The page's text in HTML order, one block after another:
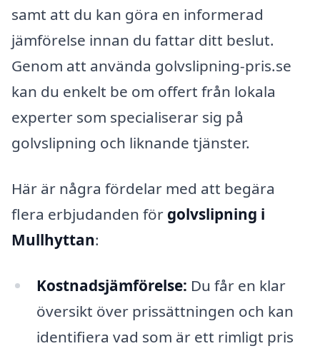
samt att du kan göra en informerad
jämförelse innan du fattar ditt beslut.
Genom att använda golvslipning-pris.se
kan du enkelt be om offert från lokala
experter som specialiserar sig på
golvslipning och liknande tjänster.
Här är några fördelar med att begära
flera erbjudanden för golvslipning i
Mullhyttan:
Kostnadsjämförelse: Du får en klar
översikt över prissättningen och kan
identifiera vad som är ett rimligt pris